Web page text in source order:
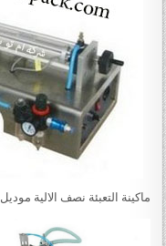
ماكينة التعبئة نصف الالية موديل 403 ماركة ام تو باك